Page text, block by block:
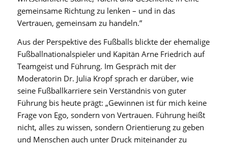
gemeinsame Richtung zu lenken – und in das
Vertrauen, gemeinsam zu handeln.”
Aus der Perspektive des Fußballs blickte der ehemalige
Fußballnationalspieler und Kapitän Arne Friedrich auf
Teamgeist und Führung. Im Gespräch mit der
Moderatorin Dr. Julia Kropf sprach er darüber, wie
seine Fußballkarriere sein Verständnis von guter
Führung bis heute prägt: „Gewinnen ist für mich keine
Frage von Ego, sondern von Vertrauen. Führung heißt
nicht, alles zu wissen, sondern Orientierung zu geben
und Menschen auch unter Druck miteinander zu